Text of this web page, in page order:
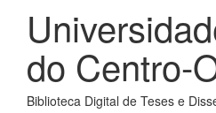
do Centro-
Biblioteca Digital de Teses e